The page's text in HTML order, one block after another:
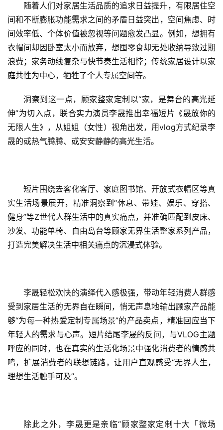
随着人们对家居生活品质的追求日益提升，有限居住空
间和不断膨胀功能需求之间的矛盾日益突出，空间焦虑、时
间效率低、个体价值被忽视等问题愈发凸显。例如，想拥有
衣帽间却因卧室太小而放弃，想囤零食却无处收纳导致过期
浪费；家务动线复杂与快节奏生活相悖；传统家居设计以家
庭共性为中心，牺牲了个人专属空间等。
洞察到这一点，顾家整家定制以“家，是舞台的高光延
伸”为切入点，联合实力演员李晟推出幸福短片《晟放你的
无限人生》，从姐姐（女性）视角出发，用vlog方式纪录李
晟的或热气腾腾、或安安静静的高光生活。
短片围绕去客化客厅、家庭图书馆、开放式衣帽区等真
实生活场景展开，精准洞察到“休息、带娃、娱乐、穿搭、
健身”等Z世代人群生活中的真实痛点，并准确匹配到皮床、
沙发、功能单椅、自由岛台等顾家无界生活整家系列产品，
打造完美解决生活中相关痛点的沉浸式体验。
李晟轻松欢快的演绎代入感极强，带动年轻消费人群感
受到家居生活的无界自在瞬间，悄无声息地输出顾家产品能
够“为每一种热爱定制专属场景”的产品卖点，精准回应当下
年轻人的需求与心声。短片结尾李晟的反问，与VLOG主题
呼应的同时，也在真实的生活化场景中强化消费者的情感共
鸣，扩展消费者的联想链路，让用户直观感受“无界人生，
理想生活触手可及”。
除此之外，李晟更是亲临“顾家整家定制十大「微场